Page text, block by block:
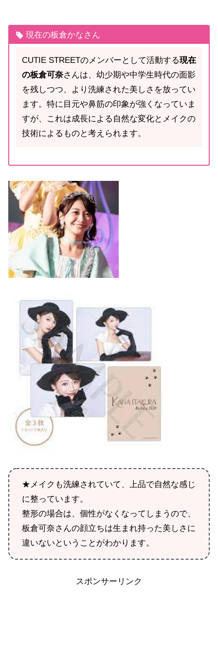
現在の板倉かなさん
CUTIE STREETのメンバーとして活動する現在
の板倉可奈さんは、幼少期や中学生時代の面影
を残しつつ、より洗練された美しさを放ってい
ます。特に目元や鼻筋の印象が強くなっていま
すが、これは成長による自然な変化とメイクの
技術によるものと考えられます。
★メイクも洗練されていて、上品で自然な感じ
に整っています。
整形の場合は、個性がなくなってしまうので、
板倉可奈さんの顔立ちは生まれ持った美しさに
違いないということがわかります。
スポンサーリンク